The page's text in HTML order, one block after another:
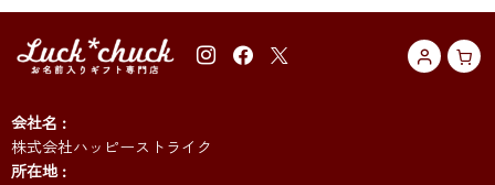
会社名
株式会社ハッピーストライク
所在地